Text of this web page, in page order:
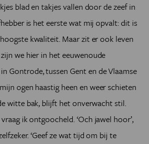
blad en takjes vallen door de zeef in
is het eerste wat mij opvalt: dit is
kwaliteit. Maar zit er ook leven
we hier in het eeuwenoude
Gontrode, tussen Gent en de Vlaamse
ogen haastig heen en weer schieten
witte bak, blijft het onverwacht stil.
vraag ik ontgoocheld. ‘Och jawel hoor’,
‘Geef ze wat tijd om bij te